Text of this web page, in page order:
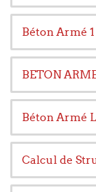
Béton Armé 1
BETON
Béton Armé
Calcul de